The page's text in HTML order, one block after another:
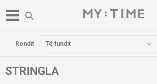
POSTA FALAS PËR BLERJE MBI 3000 DENARË
STRINGLA
Rendit